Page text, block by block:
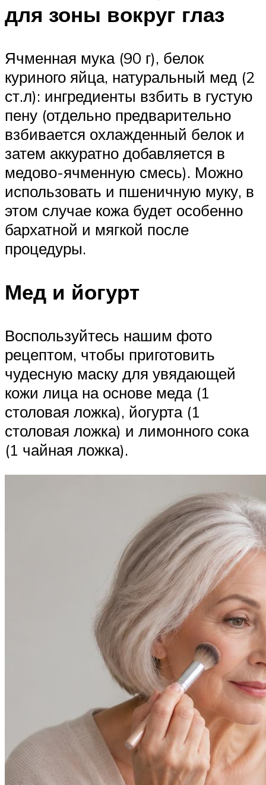
для зоны вокруг глаз
Ячменная мука (90 г), белок
куриного яйца, натуральный мед (2
ст.л): ингредиенты взбить в густую
пену (отдельно предварительно
взбивается охлажденный белок и
затем аккуратно добавляется в
медово-ячменную смесь). Можно
использовать и пшеничную муку, в
этом случае кожа будет особенно
бархатной и мягкой после
процедуры.
Мед и йогурт
Воспользуйтесь нашим фото
рецептом, чтобы приготовить
чудесную маску для увядающей
кожи лица на основе меда (1
столовая ложка), йогурта (1
столовая ложка) и лимонного сока
(1 чайная ложка).